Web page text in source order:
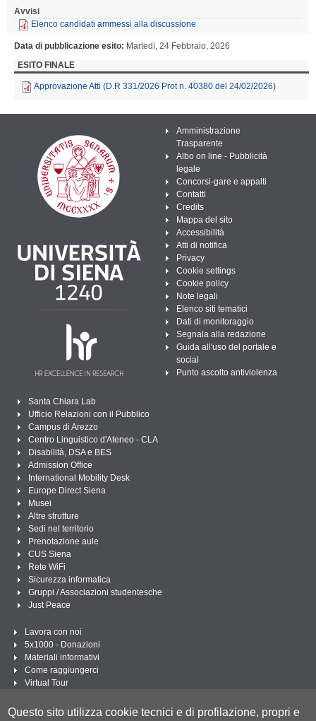
Avvisi
Elenco candidati ammessi alla discussione
Data di pubblicazione esito Martedì, 24 Febbraio, 2026
ESITO FINALE
Approvazione Atti (D.R 331/2026 Prot n. 40380 del 24/02/2026)
Amministrazione
Trasparente
Albo on line - Pubblicità
legale
Concorsi-gare e appalti
Contatti
Credits
Mappa del sito
Accessibilità
Atti di notifica
Privacy
Cookie settings
Cookie policy
Note legali
Elenco siti tematici
Dati di monitoraggio
Segnala alla redazione
Guida all'uso del portale e
social
Punto ascolto antiviolenza
Santa Chiara Lab
Ufficio Relazioni con il Pubblico
Campus di Arezzo
Centro Linguistico d'Ateneo - CLA
Disabilità, DSA e BES
Admission Office
International Mobility Desk
Europe Direct Siena
Musei
Altre strutture
Sedi nel territorio
Prenotazione aule
CUS Siena
Rete WiFi
Sicurezza informatica
Gruppi / Associazioni studentesche
Just Peace
Lavora con noi
5x1000 - Donazioni
Materiali informativi
Come raggiungerci
Virtual Tour
Segui UNISI
Questo sito utilizza cookie tecnici e di profilazione, propri e